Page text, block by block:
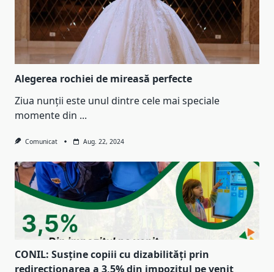
Alegerea rochiei de mireasă perfecte
Ziua nunții este unul dintre cele mai speciale
momente din ...
Comunicat Aug. 22, 2024
CONIL: Susține copiii cu dizabilități prin
redirecționarea a 3,5% din impozitul pe venit